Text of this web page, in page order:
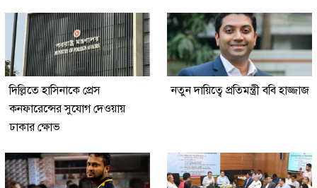
দিল্লিতে হাসিনাকে প্রেস
কনফারেন্সের সুযোগ দেওয়ায়
ঢাকার ক্ষোভ
নতুন দায়িত্বে প্রতিমন্ত্রী ববি হাজ্জাজ